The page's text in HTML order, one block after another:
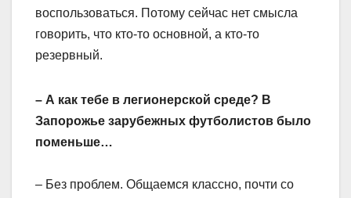
воспользоваться. Потому сейчас нет смысла
говорить, что кто-то основной, а кто-то
резервный.
– А как тебе в легионерской среде? В
Запорожье зарубежных футболистов было
поменьше…
– Без проблем. Общаемся классно, почти со